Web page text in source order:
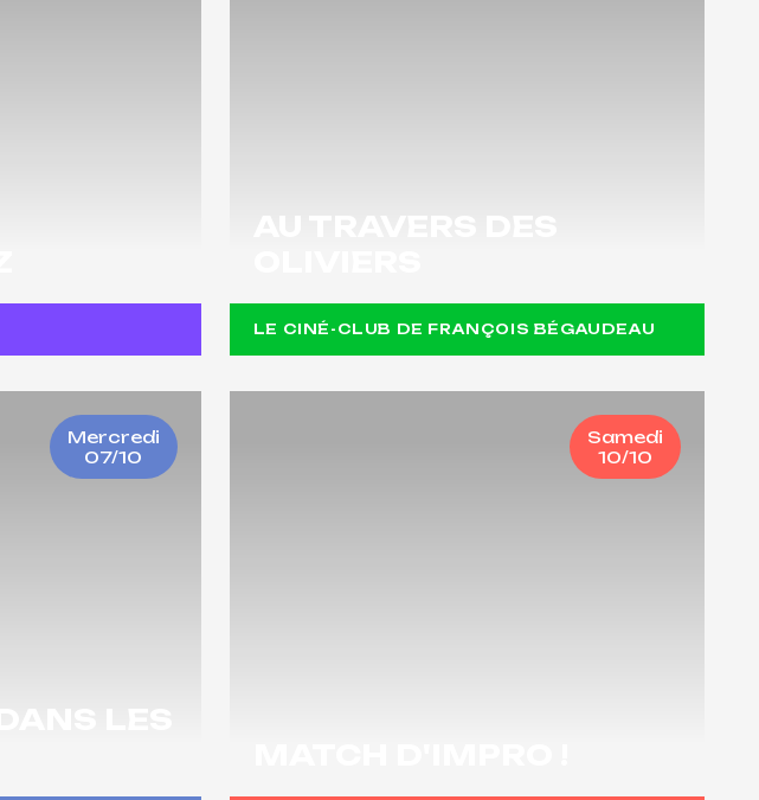
LE CINÉ-CLUB DE FRANÇOIS BÉGAUDEAU
Mercredi
07/10
Samedi
10/10